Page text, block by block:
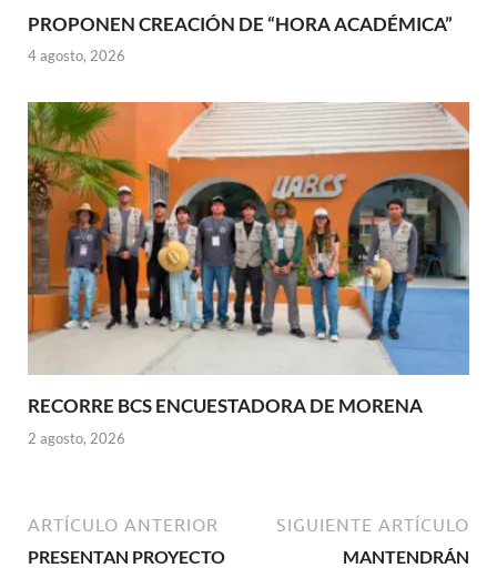
PROPONEN CREACIÓN DE “HORA ACADÉMICA”
4 agosto, 2026
RECORRE BCS ENCUESTADORA DE MORENA
2 agosto, 2026
ARTÍCULO ANTERIOR
PRESENTAN PROYECTO
SIGUIENTE ARTÍCULO
MANTENDRÁN